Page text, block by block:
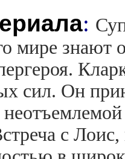
:
мире знают
сил. Он
с